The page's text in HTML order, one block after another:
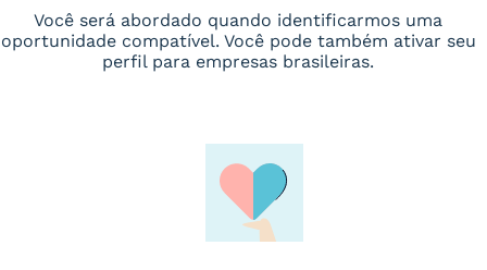
Você será abordado quando identificarmos uma
oportunidade compatível. Você pode também ativar seu
perfil para empresas brasileiras.